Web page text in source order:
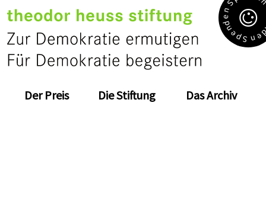
Der Preis Die Stiftung Das Archiv
S
p
e
n
d
e
n
S
e
n